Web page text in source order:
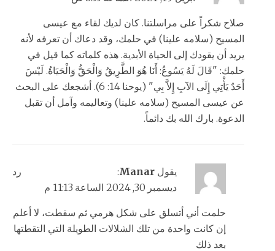
صلاح شكراً على مراسلتنا. كان لديك لقاء مع عيسى
المسيح (سلامه علينا) في حلمك، وقد دعاك أن تعرفه لأنه
يريد أن يقودك إلى الحياة الأبدية. هذه كلماته كما قيل في
حلمك: "قَالَ لَهُ يَسُوعُ: أَنَا هُوَ الطَّرِيقُ وَالْحَقُّ وَالْحَيَاةُ. لَيْسَ
أَحَدٌ يَأْتِي إِلَى الآبِ إِلاَّ بِي" (يوحنا 14: 6). أشجعك على البحث
عن عيسى المسيح (سلامه علينا) وتعاليمه وآمل أن تقبل
الدعوة. بارك الله بك دائماً.
يقول Manar
:
ديسمبر 30, 2024 الساعة 11:13 م
حلمت أني أتسلق على شكل هرمي ثم سقطت، لا أعلم
إن كانت واحدة من تلك الشلالات الطويلة التي التقطتها
بعد ذلك
رد